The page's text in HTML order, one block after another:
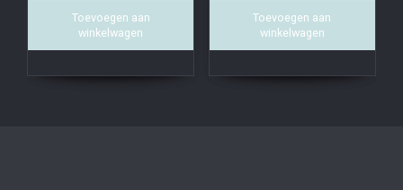
Toevoegen aan
winkelwagen
Toevoegen aan
winkelwagen